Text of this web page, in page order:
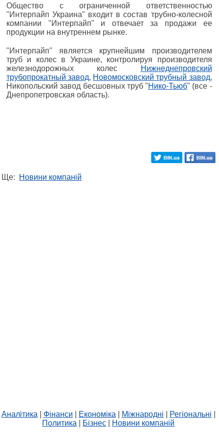
Общество с ограниченной ответственностью
"Интерпайп Украина" входит в состав трубно-колесной
компании "Интерпайп" и отвечает за продажи ее
продукции на внутреннем рынке.
"Интерпайп" является крупнейшим производителем
труб и колес в Украине, контролируя производителя
железнодорожных колес
Нижнеднепровский
трубопрокатный завод, Новомосковский трубный завод,
Никопольский завод бесшовных труб "Нико-Тьюб" (все -
Днепропетровская область).
Ще: Новини компаній
Аналітика Фінанси Економіка Міжнародні Регіональні
Политика
Бізнес Новини компаній